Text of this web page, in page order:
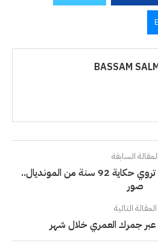
BASSAM
المقالة السابقة
كأس العالم: أرقام خالدة تروي حكاية 92 سنة من المونديال..
صور
المقالة التالية